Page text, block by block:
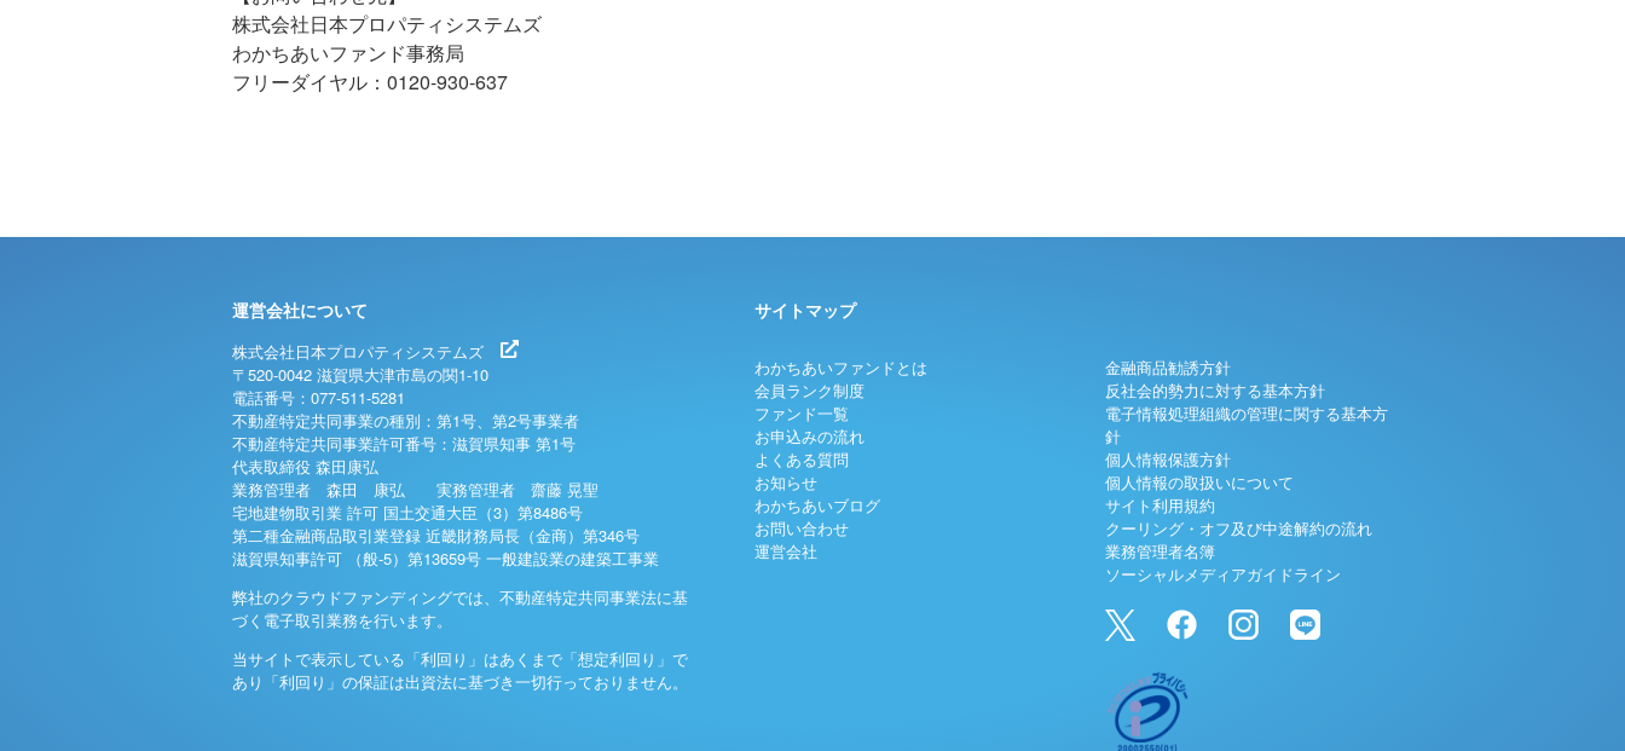
株式会社日本プロパティシステムズ
わかちあいファンド事務局
フリーダイヤル：0120-930-637
運営会社について
株式会社日本プロパティシステムズ
〒520-0042 滋賀県大津市島の関1-10
電話番号：077-511-5281
不動産特定共同事業の種別：第1号、第2号事業者
不動産特定共同事業許可番号：滋賀県知事 第1号
代表取締役 森田康弘
業務管理者 森田 康弘 実務管理者 齋藤 晃聖
宅地建物取引業 許可 国土交通大臣（3）第8486号
第二種金融商品取引業登録 近畿財務局長（金商）第346号
滋賀県知事許可 （般-5）第13659号 一般建設業の建築工事業
弊社のクラウドファンディングでは、不動産特定共同事業法に基
づく電子取引業務を行います。
当サイトで表示している「利回り」はあくまで「想定利回り」で
あり「利回り」の保証は出資法に基づき一切行っておりません。
サイトマップ
わかちあいファンドとは
会員ランク制度
ファンド一覧
お申込みの流れ
よくある質問
お知らせ
わかちあいブログ
お問い合わせ
運営会社
金融商品勧誘方針
反社会的勢力に対する基本方針
電子情報処理組織の管理に関する基本方
針
個人情報保護方針
個人情報の取扱いについて
サイト利用規約
クーリング・オフ及び中途解約の流れ
業務管理者名簿
ソーシャルメディアガイドライン